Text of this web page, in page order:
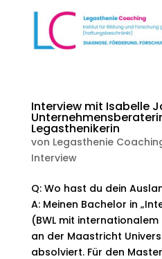
Interview mit Isabelle
Legasthenikerin
von Legasthenie
Interview
Q: Wo hast du dein
A: Meinen Bachelor in
(BWL mit
an der Maastricht
absolviert. Für den